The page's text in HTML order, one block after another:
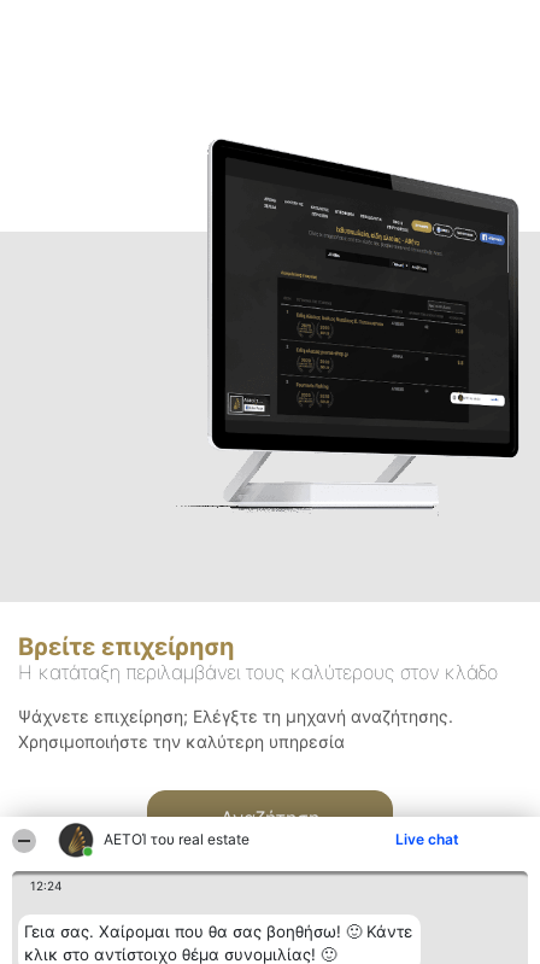
ΑΕΤΟΊ του real estate Live chat
12:24
Γεια σας. Χαίρομαι που θα σας βοηθήσω! 🙂 Κάντε
κλικ στο αντίστοιχο θέμα συνομιλίας! 🙂
Βρείτε επιχείρηση
Η κατάταξη περιλαμβάνει τους καλύτερους στον κλάδο
Ψάχνετε επιχείρηση; Ελέγξτε τη μηχανή αναζήτησης.
Χρησιμοποιήστε την καλύτερη υπηρεσία
Αναζήτηση